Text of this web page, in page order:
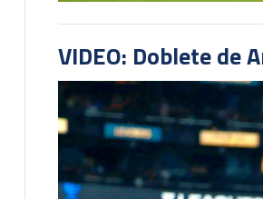
VIDEO: Doblete de